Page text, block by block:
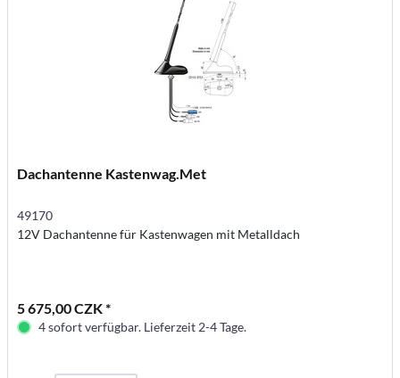
Dachantenne Kastenwag.Met
49170
12V Dachantenne für Kastenwagen mit Metalldach
5 675,00 CZK *
4 sofort verfügbar. Lieferzeit 2-4 Tage.